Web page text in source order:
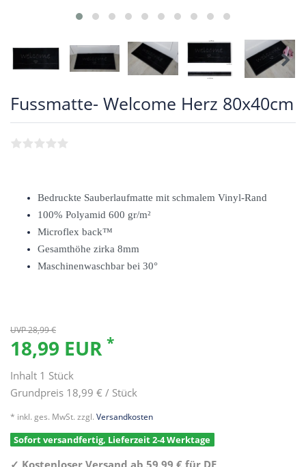
Fussmatte- Welcome Herz 80x40cm
Bedruckte Sauberlaufmatte mit schmalem Vinyl-Rand
100% Polyamid 600 gr/m²
Microflex back™
Gesamthöhe zirka 8mm
Maschinenwaschbar bei 30°
UVP 28,99 €
18,99 EUR *
Inhalt 1 Stück
Grundpreis 18,99 € / Stück
* inkl. ges. MwSt. zzgl. Versandkosten
Sofort versandfertig, Lieferzeit 2-4 Werktage